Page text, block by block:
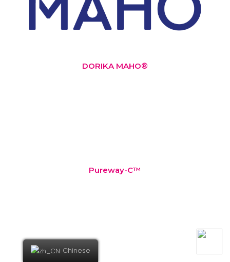
DORIKA MAHO®
• 丰富的水溶性纳米宏量矿物质和微量元素
• 纳米技术
• 促进细胞层的毒素清除及营养吸收
Pureway-C™
Chinese